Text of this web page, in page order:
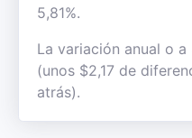
5,81%.
La variación anual o a
(unos $2,17 de
atrás).